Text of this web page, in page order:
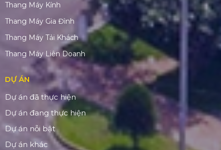
Thang Máy Kính
Thang Máy Gia Đình
Thang Máy Tải Khách
Thang Máy Liên Doanh
DỰ ÁN
Dự án đã thực hiện
Dự án đang thực hiện
Dự án nỗi bật
Dự án khác